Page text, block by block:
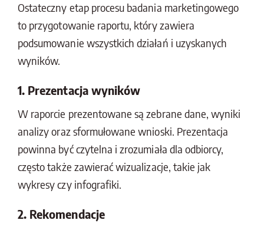
Ostateczny etap procesu badania marketingowego
to przygotowanie raportu, który zawiera
podsumowanie wszystkich działań i uzyskanych
wyników.
1. Prezentacja wyników
W raporcie prezentowane są zebrane dane, wyniki
analizy oraz sformułowane wnioski. Prezentacja
powinna być czytelna i zrozumiała dla odbiorcy,
często także zawierać wizualizacje, takie jak
wykresy czy infografiki.
2. Rekomendacje